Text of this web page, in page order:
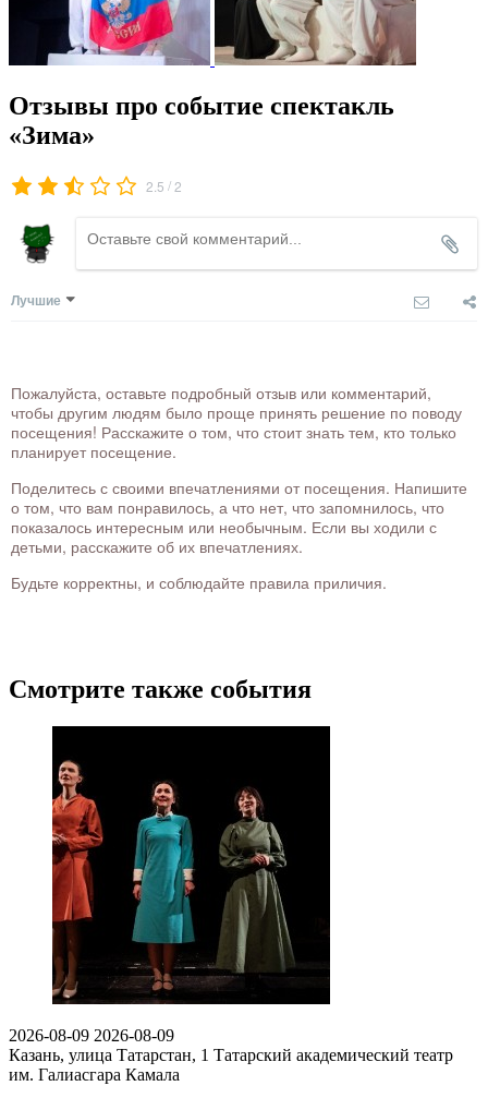
Отзывы про событие спектакль
«Зима»
2.5 /2
Лучшие
Пожалуйста, оставьте подробный отзыв или комментарий,
чтобы другим людям было проще принять решение по поводу
посещения! Расскажите о том, что стоит знать тем, кто только
планирует посещение.
Поделитесь с своими впечатлениями от посещения. Напишите
о том, что вам понравилось, а что нет, что запомнилось, что
показалось интересным или необычным. Если вы ходили с
детьми, расскажите об их впечатлениях.
Будьте корректны, и соблюдайте правила приличия.
Смотрите также события
2026-08-09 2026-08-09
Казань, улица Татарстан, 1 Татарский академический театр
им. Галиасгара Камала